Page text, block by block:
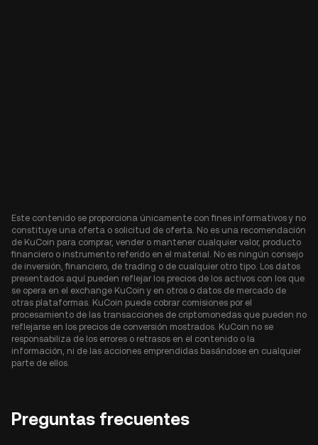
Este contenido se proporciona únicamente con fines informativos y no
constituye una oferta o solicitud de oferta. No es una recomendación
de KuCoin para comprar, vender o mantener cualquier valor, producto
financiero o instrumento referido en el material. No es ningún consejo
de inversión, financiero, de trading o de cualquier otro tipo. Los datos
presentados aquí pueden reflejar los precios de los activos con los que
se opera en el exchange KuCoin y en otros o datos de mercado de
otras plataformas. KuCoin puede cobrar comisiones por el
procesamiento de las transacciones de criptomonedas que pueden no
reflejarse en los precios de conversión mostrados. KuCoin no se
responsabiliza de los errores o retrasos en el contenido o la
información, ni de las acciones emprendidas basándose en cualquier
parte de ellos.
Preguntas frecuentes